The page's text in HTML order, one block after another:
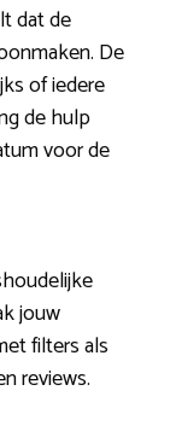
dat de
De
of iedere
de hulp
voor de
jouw
filters als
reviews.